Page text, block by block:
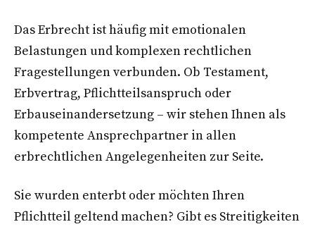
Das Erbrecht ist häufig mit emotionalen
Belastungen und komplexen rechtlichen
Fragestellungen verbunden. Ob Testament,
Erbvertrag, Pflichtteilsanspruch oder
Erbauseinandersetzung – wir stehen Ihnen als
kompetente Ansprechpartner in allen
erbrechtlichen Angelegenheiten zur Seite.
Sie wurden enterbt oder möchten Ihren
Pflichtteil geltend machen? Gibt es Streitigkeiten